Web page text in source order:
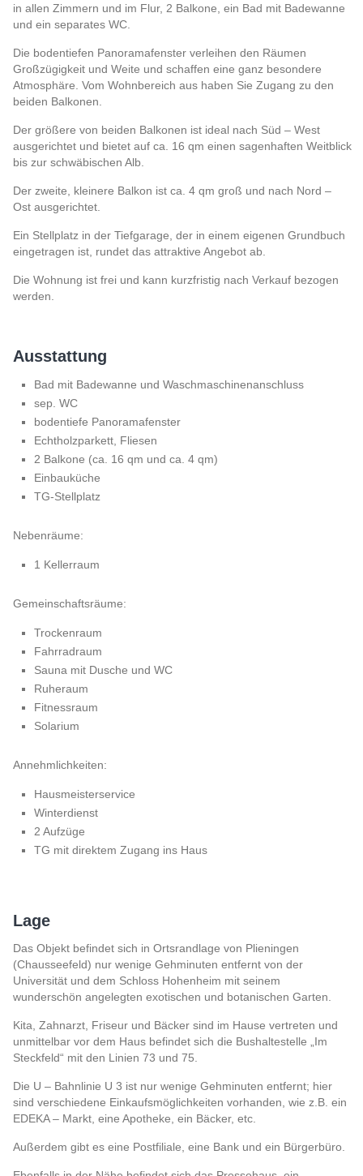
in allen Zimmern und im Flur, 2 Balkone, ein Bad mit Badewanne
und ein separates WC.
Die bodentiefen Panoramafenster verleihen den Räumen
Großzügigkeit und Weite und schaffen eine ganz besondere
Atmosphäre. Vom Wohnbereich aus haben Sie Zugang zu den
beiden Balkonen.
Der größere von beiden Balkonen ist ideal nach Süd – West
ausgerichtet und bietet auf ca. 16 qm einen sagenhaften Weitblick
bis zur schwäbischen Alb.
Der zweite, kleinere Balkon ist ca. 4 qm groß und nach Nord –
Ost ausgerichtet.
Ein Stellplatz in der Tiefgarage, der in einem eigenen Grundbuch
eingetragen ist, rundet das attraktive Angebot ab.
Die Wohnung ist frei und kann kurzfristig nach Verkauf bezogen
werden.
Ausstattung
Bad mit Badewanne und Waschmaschinenanschluss
sep. WC
bodentiefe Panoramafenster
Echtholzparkett, Fliesen
2 Balkone (ca. 16 qm und ca. 4 qm)
Einbauküche
TG-Stellplatz
Nebenräume:
1 Kellerraum
Gemeinschaftsräume:
Trockenraum
Fahrradraum
Sauna mit Dusche und WC
Ruheraum
Fitnessraum
Solarium
Annehmlichkeiten:
Hausmeisterservice
Winterdienst
2 Aufzüge
TG mit direktem Zugang ins Haus
Lage
Das Objekt befindet sich in Ortsrandlage von Plieningen
(Chausseefeld) nur wenige Gehminuten entfernt von der
Universität und dem Schloss Hohenheim mit seinem
wunderschön angelegten exotischen und botanischen Garten.
Kita, Zahnarzt, Friseur und Bäcker sind im Hause vertreten und
unmittelbar vor dem Haus befindet sich die Bushaltestelle „Im
Steckfeld“ mit den Linien 73 und 75.
Die U – Bahnlinie U 3 ist nur wenige Gehminuten entfernt; hier
sind verschiedene Einkaufsmöglichkeiten vorhanden, wie z.B. ein
EDEKA – Markt, eine Apotheke, ein Bäcker, etc.
Außerdem gibt es eine Postfiliale, eine Bank und ein Bürgerbüro.